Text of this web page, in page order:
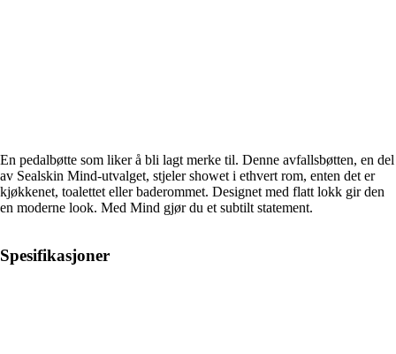
En pedalbøtte som liker å bli lagt merke til. Denne avfallsbøtten, en del
av Sealskin Mind-utvalget, stjeler showet i ethvert rom, enten det er
kjøkkenet, toalettet eller baderommet. Designet med flatt lokk gir den
en moderne look. Med Mind gjør du et subtilt statement.
Spesifikasjoner